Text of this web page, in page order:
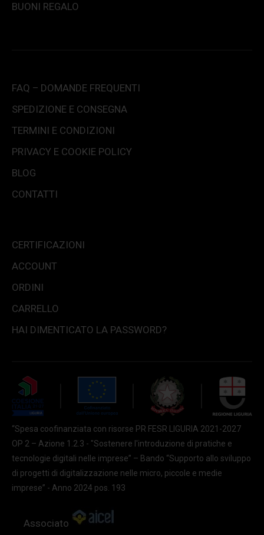
BUONI REGALO
FAQ – DOMANDE FREQUENTI
SPEDIZIONE E CONSEGNA
TERMINI E CONDIZIONI
PRIVACY E COOKIE POLICY
BLOG
CONTATTI
CERTIFICAZIONI
ACCOUNT
ORDINI
CARRELLO
HAI DIMENTICATO LA PASSWORD?
“Spesa coofinanziata con risorse PR FESR LIGURIA 2021-2027
OP 2 – Azione 1.2.3 - "Sostenere l'introduzione di pratiche e
tecnologie digitali nelle imprese” – Bando “Supporto allo sviluppo
di progetti di digitalizzazione nelle micro, piccole e medie
imprese” - Anno 2024 pos. 193
Associato